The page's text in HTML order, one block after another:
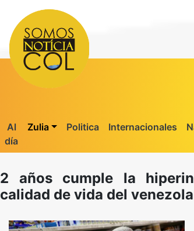
Al
día
Zulia Politica Internacionales
2 años cumple la
calidad de vida del